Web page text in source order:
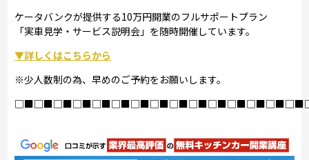
ケータバンクが提供する10万円開業のフルサポートプラン
「実車見学・サービス説明会」を随時開催しています。
▼詳しくはこちらから
※少人数制の為、早めのご予約をお願いします。